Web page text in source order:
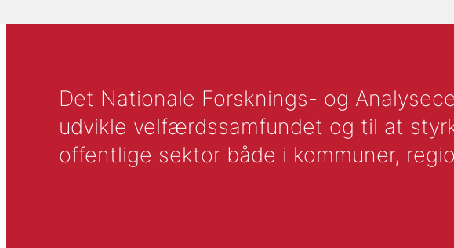
Det Nationale Forsknings- og
udvikle velfærdssamfundet og til at
offentlige sektor både i kommuner,